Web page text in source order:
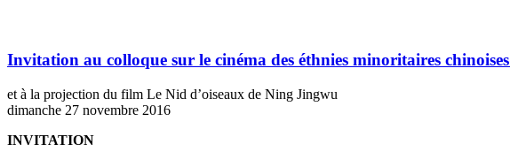
Invitation au colloque sur le cinéma des éthnies minoritaires chinoises
et à la projection du film Le Nid d’oiseaux de Ning Jingwu
dimanche 27 novembre 2016
INVITATION